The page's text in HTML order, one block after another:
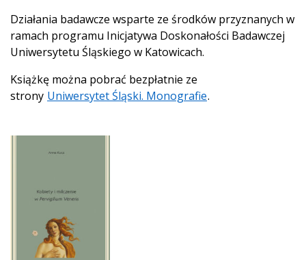
Działania badawcze wsparte ze środków przyznanych w
ramach programu Inicjatywa Doskonałości Badawczej
Uniwersytetu Śląskiego w Katowicach.
Książkę można pobrać bezpłatnie ze
strony Uniwersytet Śląski. Monografie.